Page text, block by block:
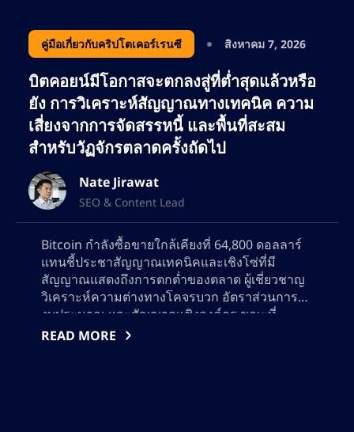
ด้วยความหลงใหลในด้านการเงิน เทคโนโลยี
บล็อกเชน และการตลาดที่ขับเคลื่อนด้วยข้อมูล
เนทยังคงขยายขอบเขตในวงการ SEO อย่างต่อ
เนื่อง ช่วยให้แบรนด์ต่างๆ เพิ่มการมองเห็นทาง
ออนไลน์ให้สูงสุด และดึงดูดกลุ่มลูกค้าที่ภักดีทั้ง
เทรดเดอร์และนักลงทุน
คู่มือเกี่ยวกับคริปโตเคอร์เรนซี สิงหาคม 7, 2026
บิตคอยน์มีโอกาสจะตกลงสู่ที่ต่ำสุดแล้วหรือ
ยัง การวิเคราะห์สัญญาณทางเทคนิค ความ
เสี่ยงจากการจัดสรรหนี้ และพื้นที่สะสม
สำหรับวัฏจักรตลาดครั้งถัดไป
Nate Jirawat
SEO & Content Lead
Bitcoin กำลังซื้อขายใกล้เคียงที่ 64,800 ดอลลาร์
แทนชี้ประชาสัญญาณเทคนิคและเชิงโซ่ที่มี
สัญญาณแสดงถึงการตกต่ำของตลาด ผู้เชี่ยวชาญ
วิเคราะห์ความต่างทางโคจรบวก อัตราส่วนการใช้
งบประมาณ และสัญญาณเชิงองค์กร ขณะที่
พิจารณาว่าการเคลื่อนไหวถัดไปของ Bitcoin จะ
READ MORE